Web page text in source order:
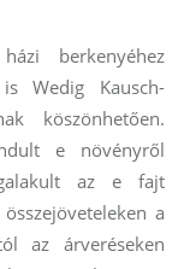
berkenyéhez
Wedig Kausch-
köszönhetően.
e növényről
az e fajt
a
az árveréseken